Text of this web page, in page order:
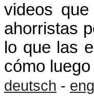
videos
ahorristas
lo que las
cómo
deutsch -